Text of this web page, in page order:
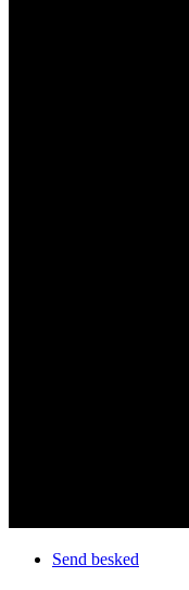
Send besked